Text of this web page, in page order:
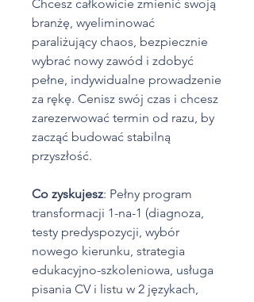
Chcesz całkowicie zmienić swoją
branżę, wyeliminować
paraliżujący chaos, bezpiecznie
wybrać nowy zawód i zdobyć
pełne, indywidualne prowadzenie
za rękę. Cenisz swój czas i chcesz
zarezerwować termin od razu, by
zacząć budować stabilną
przyszłość.
Co zyskujesz: Pełny program
transformacji 1-na-1 (diagnoza,
testy predyspozycji, wybór
nowego kierunku, strategia
edukacyjno-szkoleniowa, usługa
pisania CV i listu w 2 językach,